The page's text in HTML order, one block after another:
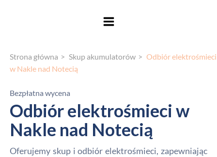
Strona główna Skup akumulatorów
Odbiór elektrośmieci
w Nakle nad Notecią
Bezpłatna wycena
Odbiór elektrośmieci w
Nakle nad Notecią
Oferujemy skup i odbiór elektrośmieci, zapewniając